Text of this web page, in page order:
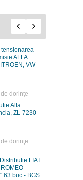
ALFA
VW -
dorinţe
Alfa
ZL-7230 -
dorinţe
FIAT
63.buc - BGS